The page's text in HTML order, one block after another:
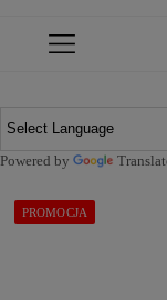
Powered by
PROMOCJA